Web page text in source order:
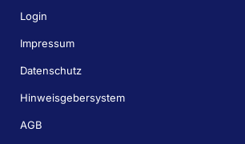
Login
Impressum
Datenschutz
Hinweisgebersystem
AGB